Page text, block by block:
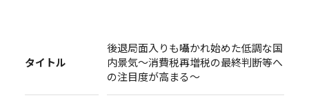
タイトル
後退局面入りも囁かれ始めた低調な国
内景気～消費税再増税の最終判断等へ
の注目度が高まる～